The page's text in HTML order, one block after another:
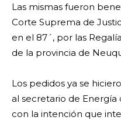
Las mismas fueron
Corte Suprema de
en el 87´, por las
de la provincia de
Los pedidos ya se
al secretario de Energía
con la intención que